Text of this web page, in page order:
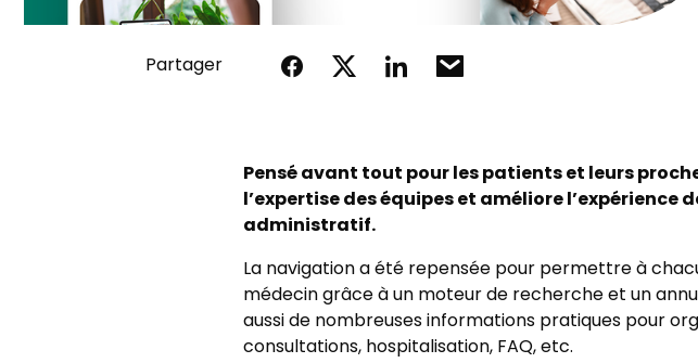
Partager
Pensé avant tout pour les patients et leurs
l’expertise des équipes et améliore
administratif.
La navigation a été repensée pour permettre à
médecin grâce à un moteur de recherche et un
aussi de nombreuses informations pratiques pour
consultations, hospitalisation, FAQ, etc.